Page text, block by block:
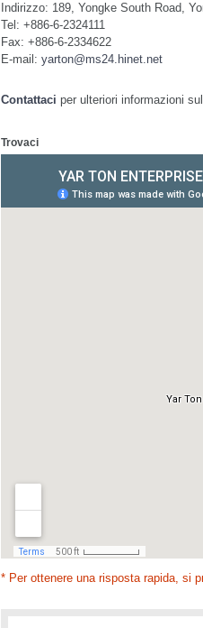
Indirizzo: 189, Yongke South Road,
Tel: +886-6-2324111
Fax: +886-6-2334622
E-mail: yarton@ms24.hinet.net
Contattaci per ulteriori informazioni
Trovaci
* Per ottenere una risposta rapida, si